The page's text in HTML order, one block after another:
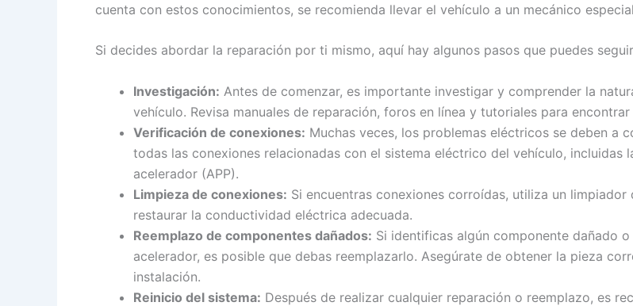
cuenta con estos conocimientos, se recomienda llevar el vehículo a un mecánico
Si decides abordar la reparación por ti mismo, aquí hay algunos pasos que puedes
Investigación: Antes de comenzar, es importante investigar y comprender la
vehículo. Revisa manuales de reparación, foros en línea y tutoriales para
Verificación de conexiones: Muchas veces, los problemas eléctricos se deben a
todas las conexiones relacionadas con el sistema eléctrico del vehículo, incluidas
acelerador (APP).
Limpieza de conexiones: Si encuentras conexiones corroídas, utiliza un
restaurar la conductividad eléctrica adecuada.
Reemplazo de componentes dañados: Si identificas algún componente dañado
acelerador, es posible que debas reemplazarlo. Asegúrate de obtener la pieza
instalación.
Reinicio del sistema: Después de realizar cualquier reparación o reemplazo, es